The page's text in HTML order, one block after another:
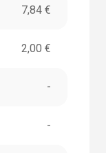
7,84 €
2,00 €
-
-